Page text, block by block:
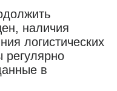
наличия
логистических
регулярно
в